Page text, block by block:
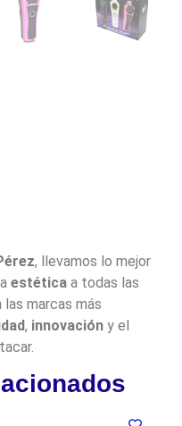
, llevamos lo mejor
estética a todas las
las marcas más
, innovación y el